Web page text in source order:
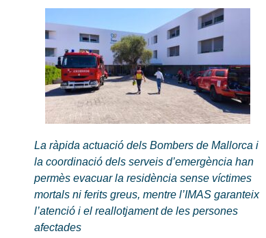
La ràpida actuació dels Bombers de Mallorca i
la coordinació dels serveis d’emergència han
permès evacuar la residència sense víctimes
mortals ni ferits greus, mentre l’IMAS garanteix
l’atenció i el reallotjament de les persones
afectades